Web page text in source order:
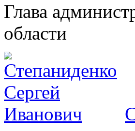
Глава
области